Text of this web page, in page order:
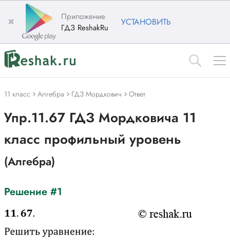
✖
Приложение
ГДЗ ReshakRu
УСТАНОВИТЬ
11 класс Алгебра ГДЗ Мордкович Ответ
Упр.11.67 ГДЗ Мордковича 11
класс профильный уровень
(Алгебра)
Решение #1